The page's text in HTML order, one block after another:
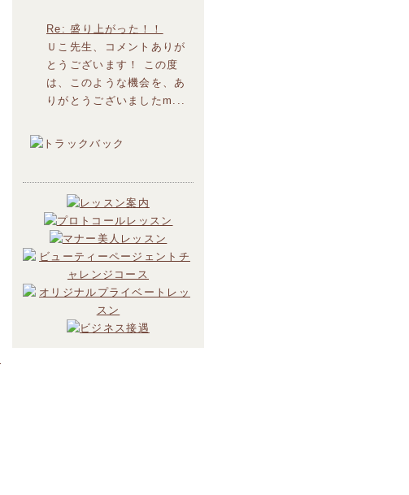
Re: 盛り上がった！！
Ｕこ先生、コメントありが
とうございます！ この度
は、このような機会を、あ
りがとうございましたm...